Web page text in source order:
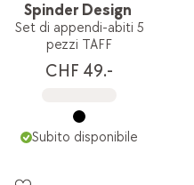
Spinder Design
Set di appendi-abiti 5
pezzi TAFF
CHF 49.-
Subito disponibile